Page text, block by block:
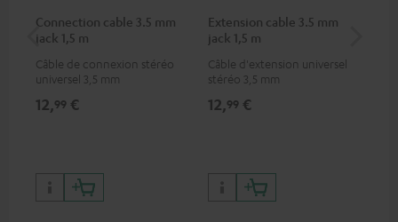
Connection cable 3.5 mm
jack 1,5 m
Câble de connexion stéréo
universel 3,5 mm
12,99 €
Extension cable 3.5 mm
jack 1,5 m
Câble d'extension universel
stéréo 3,5 mm
12,99 €